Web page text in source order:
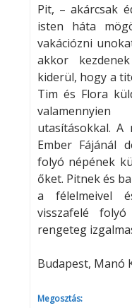
Pit, – akárcsak
isten háta
vakációzni
akkor
kiderül, hogy a
Tim és Flora
utasításokkal. A
Ember Fájánál
folyó népének
őket. Pitnek és
a félelmeivel
visszafelé
rengeteg
Budapest, Manó
Megosztás: